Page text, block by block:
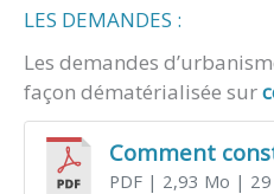
LES DEMANDES :
Les demandes
façon dématérialisée sur
Comment
PDF| 2,93 Mo | 29